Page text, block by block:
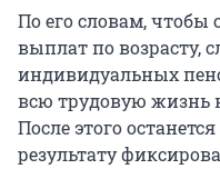
По его словам, чтобы
выплат по возрасту,
индивидуальных
всю трудовую жизнь
После этого
результату